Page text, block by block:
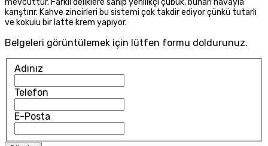
mevcuttur. Farklı deliklere sahip yenilikçi çubuk, buharı havayla
karıştırır. Kahve zincirleri bu sistemi çok takdir ediyor çünkü tutarlı
ve kokulu bir latte krem yapıyor.
Belgeleri görüntülemek için lütfen formu doldurunuz.
Adınız
Telefon
E-Posta